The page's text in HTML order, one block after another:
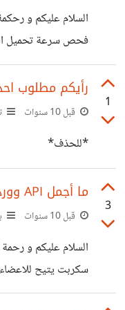
(الشخصيات إلخ )
السلام عليكم و
هذه الموقع ان
وقت التحميل
حساب وقت تحميل
= d.getTime() ;
= new Date() ;
var
1
رأيكم مطلوب
قبل 10 سنوات
*للحذف*
3
ما أجمل API ووردبريس !
قبل 10 سنوات
السلام عليكم و
سكربت يتيح